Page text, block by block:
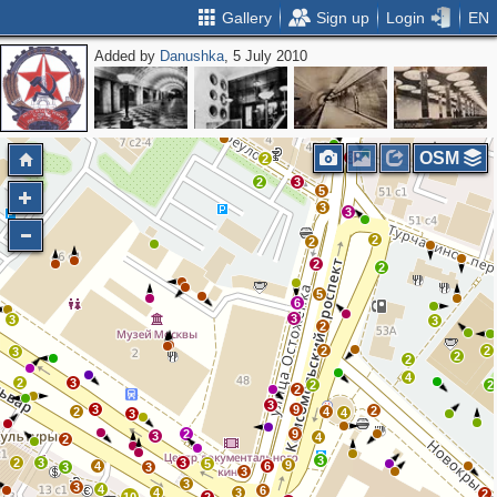
Gallery Sign up Login EN
Added by Danushka, 5 July 2010
2
8
2
9
3
2
2
2
3
5
3
2
3
2
2
2
3
3
2
2 3 3
3
3
3
4
4
3 2
3
4
3
3 5
6
3
3 6 9 3
9
9
4
4 4 2
2
2
2
2
4
2
3
5
2
2
6
3
2
2
2
2
3
3
OSM